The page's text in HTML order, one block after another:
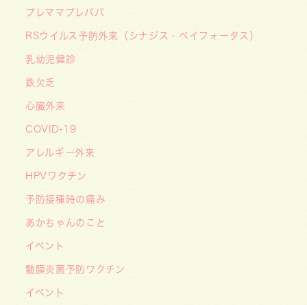
2026/07/07
【デジタル診察券に移行します】
2026/06/16
【メディア・取材】学研の子育て応援サイト「こ
そだてまっぷ」に大熊喜彰院長監修の記事（こど
もの日焼け対策）がアップされました！
2026/05/19
――「武蔵小杉 森のこどもクリニック」の新た
な挑戦
2026/05/08
【メディア・取材】４月１０日発売「子供の科
プレママプレパパ
RSウイルス予防外来（シナジス・ベイフォータス）
乳幼児健診
鉄欠乏
心臓外来
COVID-19
アレルギー外来
HPVワクチン
予防接種時の痛み
あかちゃんのこと
イベント
髄膜炎菌予防ワクチン
イベント